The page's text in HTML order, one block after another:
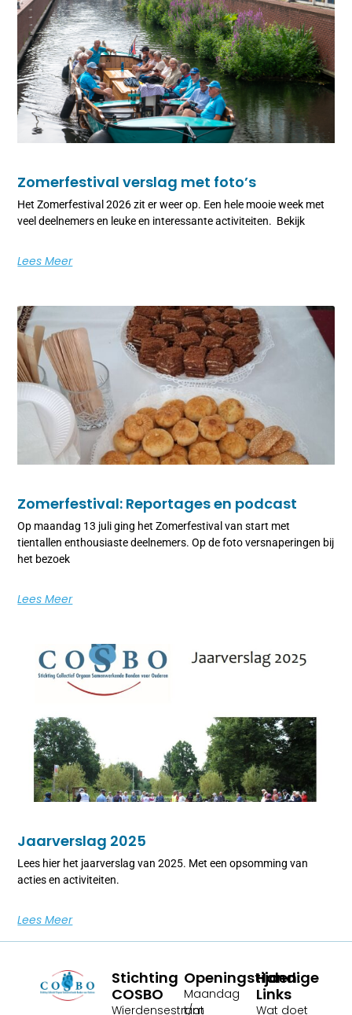
Zomerfestival verslag met foto’s
Het Zomerfestival 2026 zit er weer op. Een hele mooie week met
veel deelnemers en leuke en interessante activiteiten. Bekijk
Lees Meer
Zomerfestival: Reportages en podcast
Op maandag 13 juli ging het Zomerfestival van start met
tientallen enthousiaste deelnemers. Op de foto versnaperingen bij
het bezoek
Lees Meer
Jaarverslag 2025
Lees hier het jaarverslag van 2025. Met een opsomming van
acties en activiteiten.
Lees Meer
Stichting
COSBO
Wierdensestraat
Openingstijden:
Maandag
t/m
Handige
Links
Wat doet